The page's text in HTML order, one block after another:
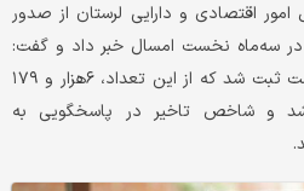
امور اقتصادی و دارایی لرستان از صدور
کار در سه‌‌‌ماه نخست امسال خبر داد و گفت:
در این مدت، ۹‌هزار و ۱۹ درخواست ثبت شد که از این تعداد، ۶‌هزار و ۱۷۹
و شاخص تاخیر در پاسخگویی به